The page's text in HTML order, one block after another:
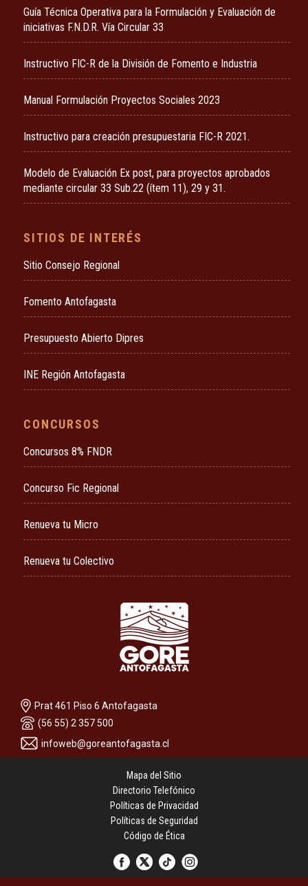
Guía Técnica Operativa para la Formulación y Evaluación de
iniciativas F.N.D.R. Vía Circular 33
Instructivo FIC-R de la División de Fomento e Industria
Manual Formulación Proyectos Sociales 2023
Instructivo para creación presupuestaria FIC-R 2021.
Modelo de Evaluación Ex post, para proyectos aprobados
mediante circular 33 Sub.22 (ítem 11), 29 y 31.
SITIOS DE INTERÉS
Sitio Consejo Regional
Fomento Antofagasta
Presupuesto Abierto Dipres
INE Región Antofagasta
CONCURSOS
Concursos 8% FNDR
Concurso Fic Regional
Renueva tu Micro
Renueva tu Colectivo
Prat 461 Piso 6 Antofagasta
(56 55) 2 357 500
infoweb@goreantofagasta.cl
Mapa del Sitio
Directorio Telefónico
Políticas de Privacidad
Políticas de Seguridad
Código de Ética